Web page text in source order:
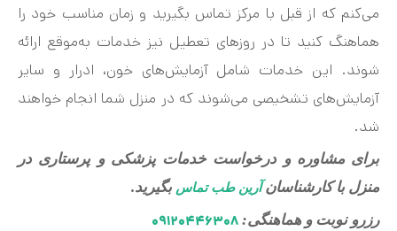
می‌کنم که از قبل با مرکز تماس بگیرید و زمان مناسب خود را
هماهنگ کنید تا در روزهای تعطیل نیز خدمات به‌موقع ارائه
شوند. این خدمات شامل آزمایش‌های خون، ادرار و سایر
آزمایش‌های تشخیصی می‌شوند که در منزل شما انجام خواهند
شد.
برای مشاوره و درخواست خدمات پزشکی و پرستاری در
منزل با کارشناسانآرین طب تماس بگیرید.
رزرو نوبت و هماهنگی: ۰۹۱۲۰۴۴۶۳۰۸